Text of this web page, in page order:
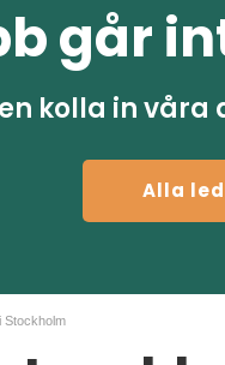
går
kolla in
Alla
Stockholm